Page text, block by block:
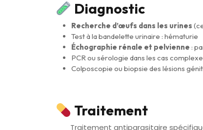
Diagnostic
Recherche d’œufs dans les urines
Test à la bandelette urinaire : hématurie
Échographie rénale et pelvienne :
PCR ou sérologie dans les cas
Colposcopie ou biopsie des lésions
Traitement
Traitement antiparasitaire